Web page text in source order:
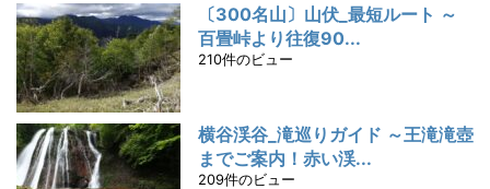
〔300名山〕山伏_最短ルート ～
百畳峠より往復90...
210件のビュー
横谷渓谷_滝巡りガイド ～王滝滝壺
までご案内！赤い渓...
209件のビュー